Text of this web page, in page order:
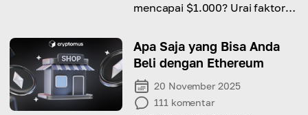
mencapai $1.000? Urai faktor-
pertumbuhannya.
Apa Saja yang Bisa Anda
Beli dengan Ethereum
20 November 2025
111 komentar